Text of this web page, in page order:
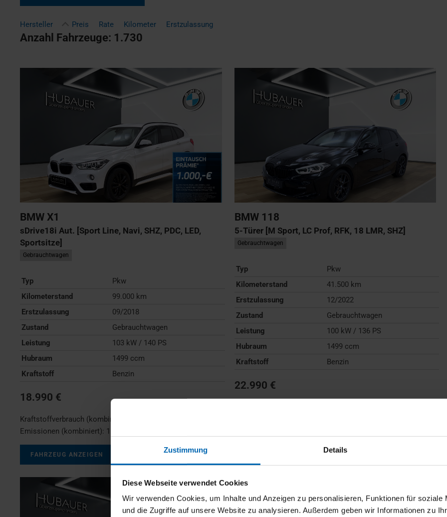
Zustimmung Details
Diese Webseite verwendet Cookies
Wir verwenden Cookies, um Inhalte und Anzeigen zu personalisieren, Funktionen für soziale
und die Zugriffe auf unsere Website zu analysieren. Außerdem geben wir Informationen zu
Hersteller Preis Rate Kilometer Erstzulassung
Anzahl Fahrzeuge: 1.730
BMW X1
sDrive18i Aut. [Sport Line, Navi, SHZ, PDC, LED,
Sportsitze]
Gebrauchtwagen
Typ
Pkw
Kilometerstand
99.000 km
Erstzulassung
09/2018
Zustand
Gebrauchtwagen
Leistung
103 kW / 140 PS
Hubraum
1499 ccm
Kraftstoff
Benzin
18.990 €
Kraftstoffverbrauch (kombiniert):
Emissionen (kombiniert): 159 g/km
FAHRZEUG ANZEIGEN
BMW 118
5-Türer [M Sport, LC Prof, RFK, 18 LMR, SHZ]
Gebrauchtwagen
Typ
Pkw
Kilometerstand
41.500 km
Erstzulassung
12/2022
Zustand
Gebrauchtwagen
Leistung
100 kW / 136 PS
Hubraum
1499 ccm
Kraftstoff
Benzin
22.990 €